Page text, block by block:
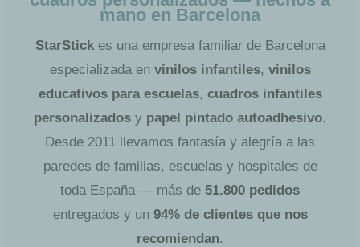
mano en Barcelona
StarStickes una empresa familiar de Barcelona
especializada en vinilos infantiles, vinilos
educativos para escuelas, cuadros infantiles
personalizados y papel pintado autoadhesivo.
Desde 2011 llevamos fantasía y alegría a las
paredes de familias, escuelas y hospitales de
toda España — más de 51.800 pedidos
entregados y un 94% de clientes que nos
recomiendan.